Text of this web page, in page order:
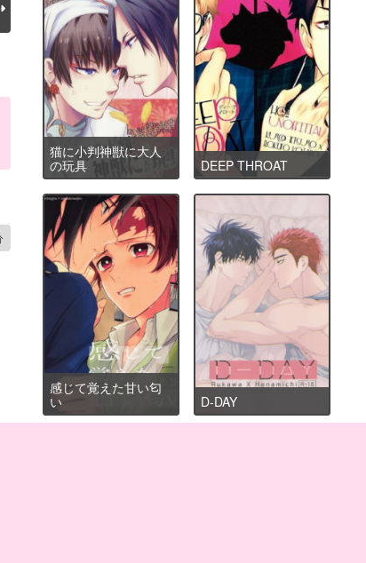
猫に小判神獣に大人
の玩具
DEEP THROAT
感じて覚えた甘い匂
い
D-DAY